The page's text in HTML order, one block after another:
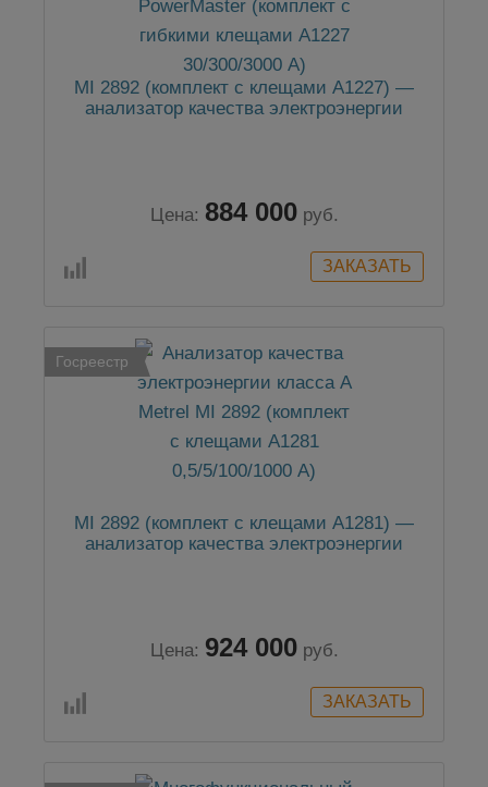
MI 2892 (комплект с клещами А1227) —
анализатор качества электроэнергии
Цена: 884 000 руб.
Госреестр
MI 2892 (комплект с клещами А1281) —
анализатор качества электроэнергии
Цена: 924 000 руб.